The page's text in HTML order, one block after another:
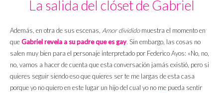
La salida del clóset de Gabriel
Además, en otra de sus escenas, Amor divididomuestra el momento en
queGabriel revela a su padre que es gay. Sin embargo, las cosas no
salen muy bien para el personaje interpretado por Federico Ayos: «No, no,
no, vamos a hacer de cuenta que esta conversación jamás existió, pero si
quieres seguir siendo eso que quieres ser te me largas de esta casa
porque yo no quiero en este lugar un hijo del cual yo no me pueda sentir